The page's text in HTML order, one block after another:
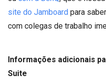
site do Jamboard para
com colegas de trabalho
Informações adicionais
Suite